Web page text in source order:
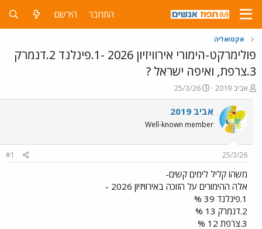
התחבר הירשם
אקטואליה
פולימרקט-הימורי אירוויזיון 2026 -1.פינלנד 2.דנמרק
3.צרפת, ואיפה ישראל ?
פ
ו
ת
ח
ו
ש
א
אביב 2019
פ
ו
ר
ם
ר
י
ך
25/3/26
אביב 2019
Well-known member
25/3/26
#1
משהו קליל לימים קשים-
אלה ההימורים על הזוכה באירוויזיון 2026 -
1.פינלנד 39 %
2.דנמרק 13 %
3.צרפת 12 %